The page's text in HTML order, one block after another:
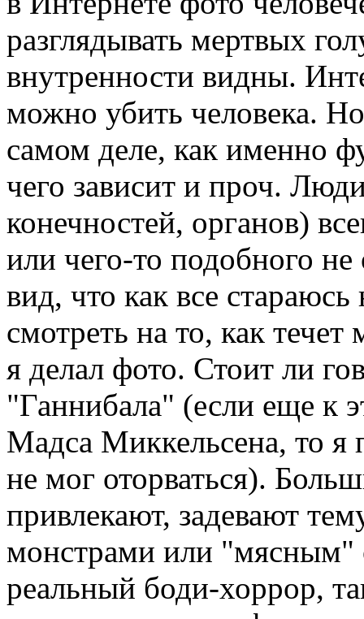
разглядывать мертвых
внутренности видны.
можно убить человека.
самом деле, как именно
чего зависит и проч.
конечностей, органов)
или чего-то подобного
вид, что как все
смотреть на то, как
я делал фото. Стоит ли
"Ганнибала" (если еще к
Мадса Миккельсена, то я
не мог оторваться).
привлекают, задевают
монстрами или
реальный боди-хоррор,